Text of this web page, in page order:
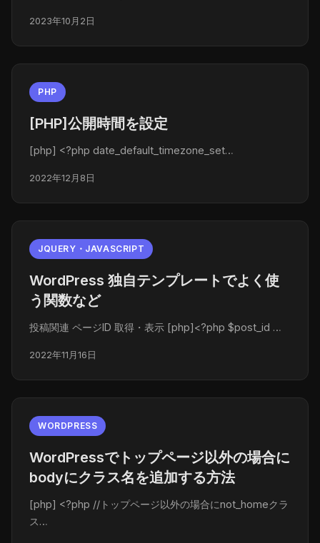
2023年10月2日
PHP
[PHP]公開時間を設定
[php] <?php date_default_timezone_set…
2022年12月8日
JQUERY・JAVASCRIPT
WordPress 独自テンプレートでよく使
う関数など
投稿関連 ページID 取得・表示 [php]<?php $post_id …
2022年11月16日
WORDPRESS
WordPressでトップページ以外の場合に
bodyにクラス名を追加する方法
[php] <?php //トップページ以外の場合にnot_homeクラ
ス…